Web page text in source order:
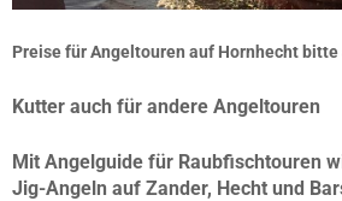
Preise für Angeltouren auf Hornhecht bitte
Kutter auch für andere Angeltouren
Mit Angelguide für Raubfischtouren
Jig-Angeln auf Zander, Hecht und